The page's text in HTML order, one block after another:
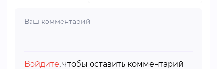
Войдите, чтобы оставить комментарий